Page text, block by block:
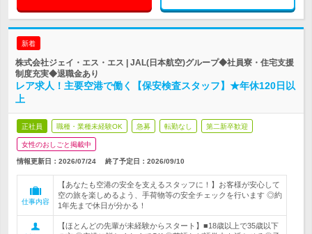
新着
株式会社ジェイ・エス・エス | JAL(日本航空)グループ◆社員寮・住宅支援
制度充実◆退職金あり
レア求人！主要空港で働く【保安検査スタッフ】★年休120日以
上
正社員 職種・業種未経験OK 急募 転勤なし 第二新卒歓迎
女性のおしごと掲載中
情報更新日：2026/07/24 終了予定日： 2026/09/10
仕事内容
【あなたも空港の安全を支えるスタッフに！】お客様が安心して
空の旅を楽しめるよう、手荷物等の安全チェックを行います ◎約
1年先まで休日が分かる！
【ほとんどの先輩が未経験からスタート】■18歳以上で35歳以下